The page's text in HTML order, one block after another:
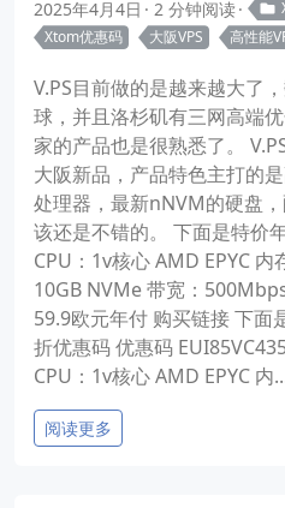
2025年4月4日 2 分钟阅读
Xtom优惠码
大阪VPS 高性能
V.PS目前做的是越来越大了
球，并且洛杉矶有三网高端
家的产品也是很熟悉了。
大阪新品，产品特色主打的
处理器，最新nNVM的硬盘
该还是不错的。 下面是特价
CPU：1v核心 AMD EPYC 内
10GB NVMe 带宽：
59.9欧元年付 购买链接 下面
折优惠码 优惠码
CPU：1v核心 AMD EPYC 内
阅读更多